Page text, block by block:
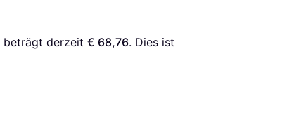
beträgt derzeit € 68,76. Dies ist